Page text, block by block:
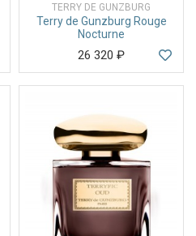
TERRY DE GUNZBURG
Terry de Gunzburg Rouge
Nocturne
26 320 ₽